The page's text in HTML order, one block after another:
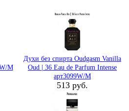
M
Духи без спирта Oudgasm Vanilla
Oud | 36 Eau de Parfum Intense
арт3099W/M
513 руб.